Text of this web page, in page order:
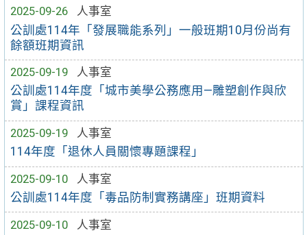
2025-09-26
人事室
公訓處114年「發展職能系列」一般班期10月份尚有
餘額班期資訊
2025-09-19
人事室
公訓處114年度「城市美學公務應用—雕塑創作與欣
賞」課程資訊
2025-09-19
人事室
114年度「退休人員關懷專題課程」
2025-09-10
人事室
公訓處114年度「毒品防制實務講座」班期資料
2025-09-10
人事室